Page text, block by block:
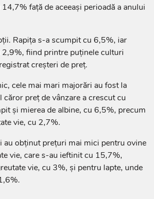
față de aceeași perioadă a anului
Rapița s-a scumpit cu 6,5%, iar
fiind printre puținele culturi
creșteri de preț.
cele mai mari majorări au fost la
căror preț de vânzare a crescut cu
și mierea de albine, cu 6,5%, precum
vie, cu 2,7%.
au obținut prețuri mai mici pentru ovine
vie, care s-au ieftinit cu 15,7%,
vie, cu 3%, și pentru lapte, unde